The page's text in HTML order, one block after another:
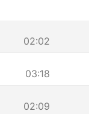
02:02
03:18
02:09